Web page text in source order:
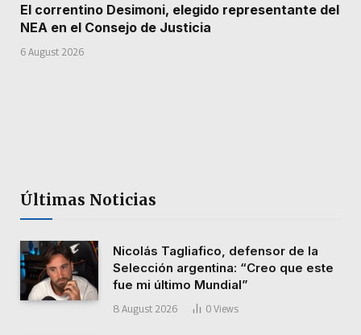
El correntino Desimoni, elegido representante del
NEA en el Consejo de Justicia
6 August 2026
Últimas Noticias
Nicolás Tagliafico, defensor de la
Selección argentina: “Creo que este
fue mi último Mundial”
8 August 2026 0 Views